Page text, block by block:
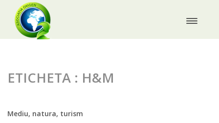
ETICHETA : H&M
Mediu, natura, turism